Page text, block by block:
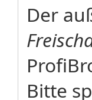
Der
Bitte